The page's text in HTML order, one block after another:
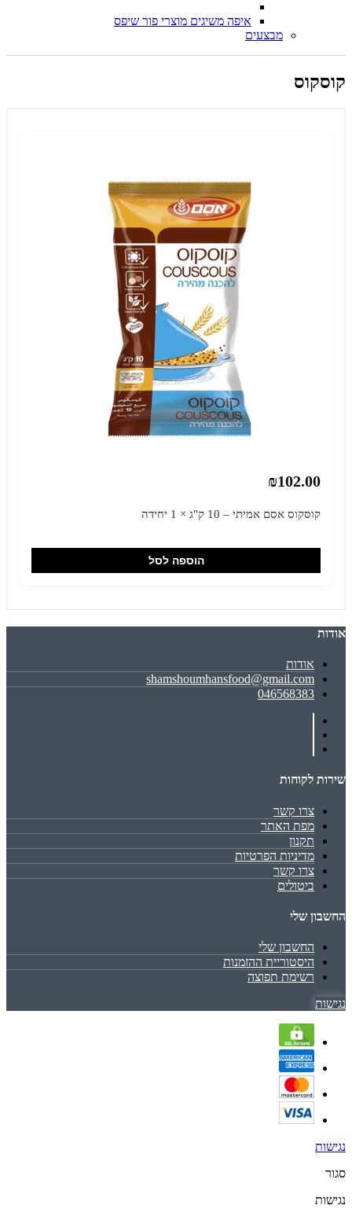
איפה משיגים מוצרי פור שיפס
מבצעים
קוסקוס
₪102.00
קוסקוס אסם אמיתי – 10 ק"ג × 1 יחידה
הוספה לסל
אודות
אודות
shamshoumhansfood@gmail.com
046568383
שירות לקוחות
צרו קשר
מפת האתר
תקנון
מדיניות הפרטיות
צרו קשר
ביטולים
החשבון שלי
החשבון שלי
היסטוריית ההזמנות
רשימת תפוצה
נגישות
נגישות
סגור
נגישות